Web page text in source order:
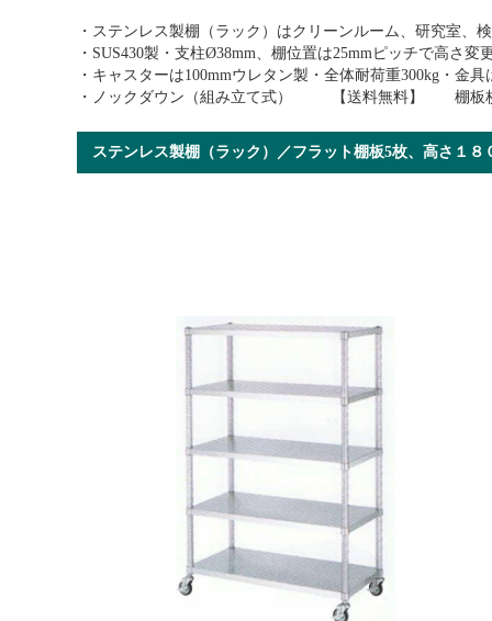
・ステンレス製棚（ラック）はクリーンルーム、研究室
・SUS430製・支柱Ø38mm、棚位置は25mmピッチで高さ変
・キャスターは100mmウレタン製・全体耐荷重300kg・金
・ノックダウン（組み立て式） 【送料無料】 棚板枚
ステンレス製棚（ラック）／フラット棚板5枚、高さ